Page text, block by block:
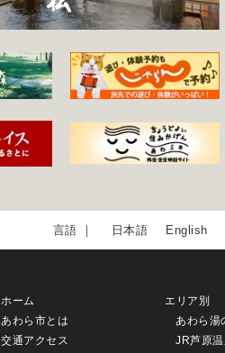
日本語 English
ホーム
あわら市とは
交通アクセス
エリア別
あわら湯
JR芦原